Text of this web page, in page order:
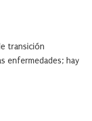
transición
enfermedades; hay